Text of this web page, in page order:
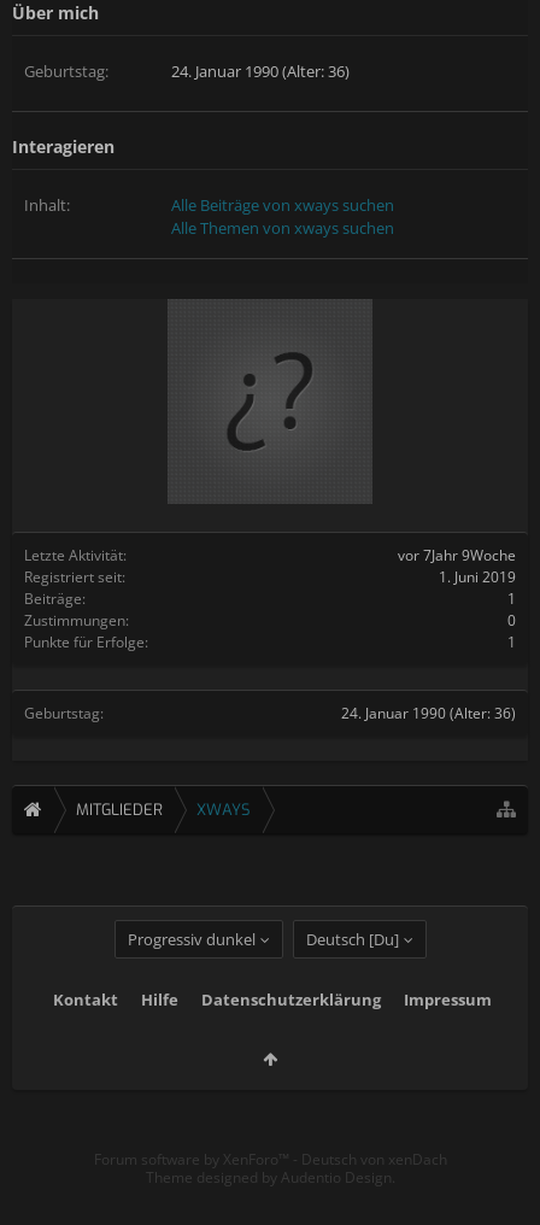
Letzte Aktivität:
vor 7Jahr 9Woche
Registriert seit:
1. Juni 2019
Beiträge:
1
Zustimmungen:
0
Punkte für Erfolge:
1
Geburtstag: 24. Januar 1990(Alter: 36)
Über mich
Geburtstag: 24. Januar 1990 (Alter: 36)
Interagieren
Inhalt:
Alle Beiträge von xways suchen
Alle Themen von xways suchen
MITGLIEDER XWAYS
Progressiv dunkel Deutsch [Du]
Kontakt Hilfe Datenschutzerklärung Impressum
Forum software by XenForo™ - Deutsch von xenDach
Theme designed by Audentio Design.